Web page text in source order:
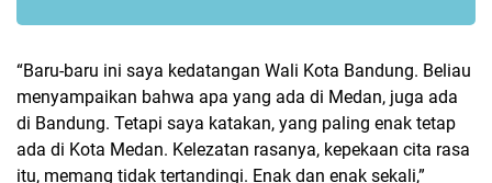
“Baru-baru ini saya kedatangan Wali Kota Bandung. Beliau
menyampaikan bahwa apa yang ada di Medan, juga ada
di Bandung. Tetapi saya katakan, yang paling enak tetap
ada di Kota Medan. Kelezatan rasanya, kepekaan cita rasa
itu, memang tidak tertandingi. Enak dan enak sekali,”